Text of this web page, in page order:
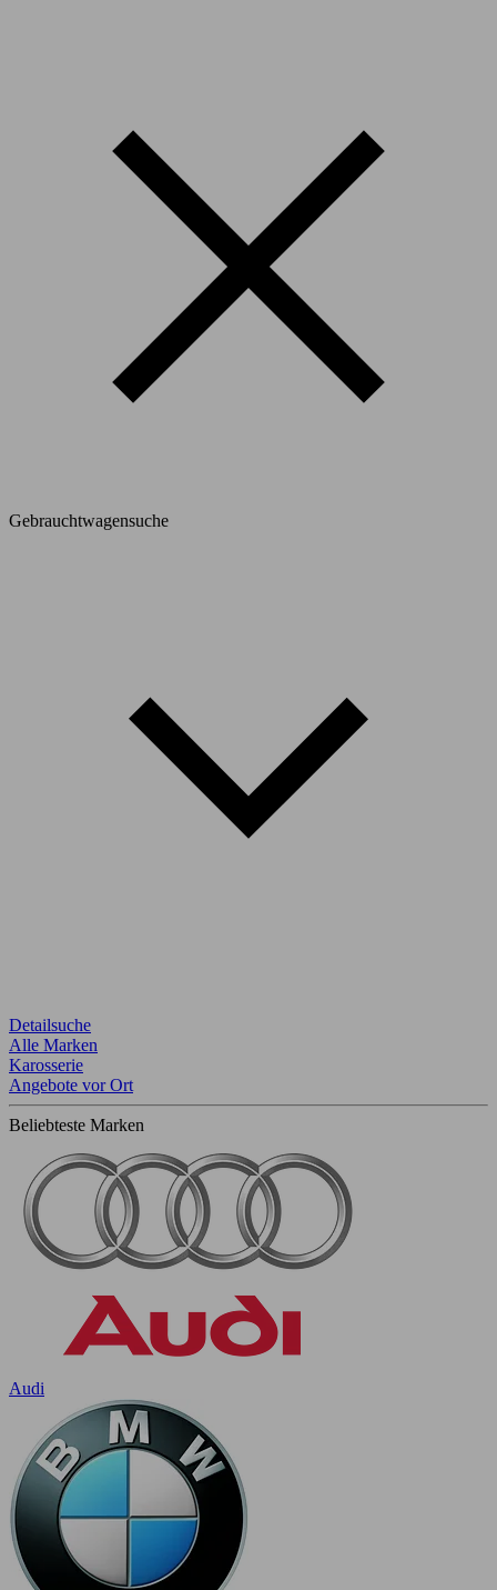
Gebrauchtwagensuche
Detailsuche
Alle Marken
Karosserie
Angebote vor Ort
Beliebteste Marken
Audi